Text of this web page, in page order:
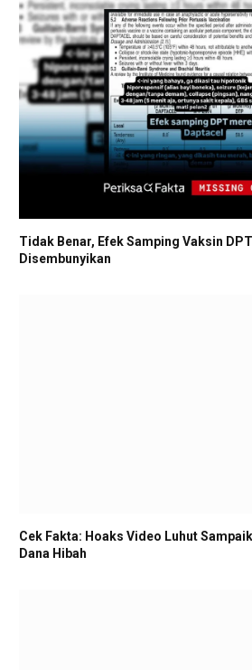
Tidak Benar, Efek Samping Vaksin
Disembunyikan
Cek Fakta: Hoaks Video Luhut
Dana Hibah